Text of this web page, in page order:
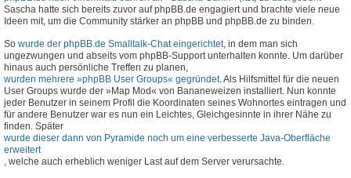
Sascha hatte sich bereits zuvor auf phpBB.de engagiert und brachte viele neue
Ideen mit, um die Community stärker an phpBB und phpBB.de zu binden.
So wurde der phpBB.de Smalltalk-Chat eingerichtet, in dem man sich
ungezwungen und abseits vom phpBB-Support unterhalten konnte. Um darüber
hinaus auch persönliche Treffen zu planen,
wurden mehrere »phpBB User Groups« gegründet. Als Hilfsmittel für die neuen
User Groups wurde der »Map Mod« von Bananeweizen installiert. Nun konnte
jeder Benutzer in seinem Profil die Koordinaten seines Wohnortes eintragen und
für andere Benutzer war es nun ein Leichtes, Gleichgesinnte in ihrer Nähe zu
finden. Später
wurde dieser dann von Pyramide noch um eine verbesserte Java-Oberfläche
erweitert
, welche auch erheblich weniger Last auf dem Server verursachte.